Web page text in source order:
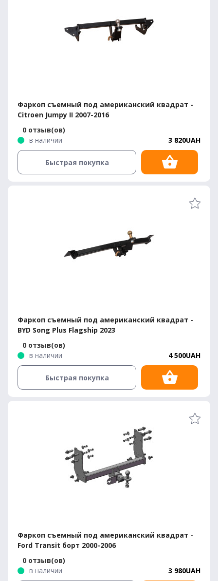
Фаркоп съемный под американский квадрат -
Citroen Jumpy II 2007-2016
0 отзыв(ов)
в наличии
3 820UAH
Быстрая покупка
Фаркоп съемный под американский квадрат -
BYD Song Plus Flagship 2023
0 отзыв(ов)
в наличии
4 500UAH
Быстрая покупка
Фаркоп съемный под американский квадрат -
Ford Transit борт 2000-2006
0 отзыв(ов)
в наличии
3 980UAH